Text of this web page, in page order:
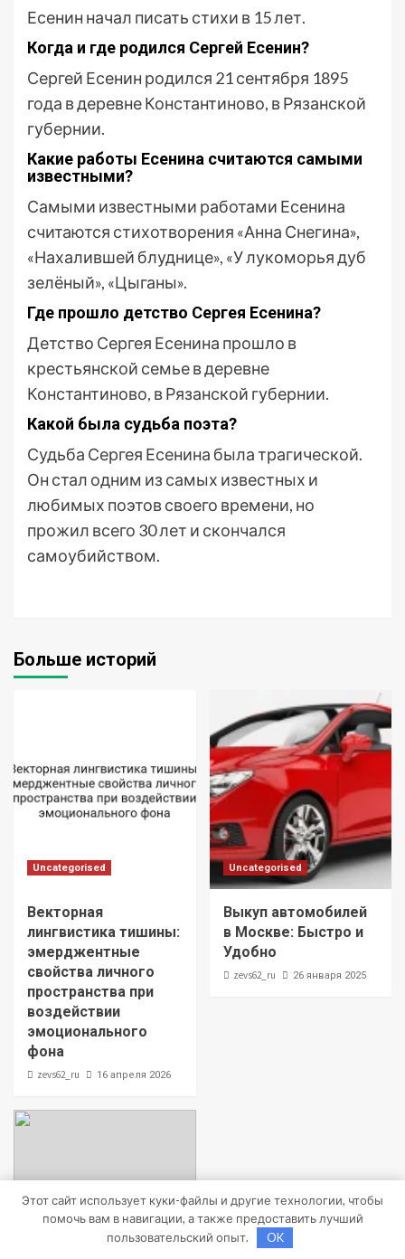
Есенин начал писать стихи в 15 лет.
Когда и где родился Сергей Есенин?
Сергей Есенин родился 21 сентября 1895
года в деревне Константиново, в Рязанской
губернии.
Какие работы Есенина считаются самыми
известными?
Самыми известными работами Есенина
считаются стихотворения «Анна Снегина»,
«Нахалившей блуднице», «У лукоморья дуб
зелёный», «Цыганы».
Где прошло детство Сергея Есенина?
Детство Сергея Есенина прошло в
крестьянской семье в деревне
Константиново, в Рязанской губернии.
Какой была судьба поэта?
Судьба Сергея Есенина была трагической.
Он стал одним из самых известных и
любимых поэтов своего времени, но
прожил всего 30 лет и скончался
самоубийством.
Больше историй
Uncategorised
Векторная
лингвистика тишины:
эмерджентные
свойства личного
пространства при
воздействии
эмоционального
фона
zevs62_ru 16 апреля 2026
Uncategorised
Выкуп автомобилей
в Москве: Быстро и
Удобно
zevs62_ru 26 января 2025
Этот сайт использует куки-файлы и другие технологии, чтобы
помочь вам в навигации, а также предоставить лучший
пользовательский опыт.
OK